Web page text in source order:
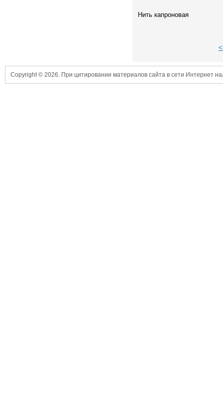
Нить капроновая
Copyright © 2026. При цитировании материалов сайта в сети Интернет